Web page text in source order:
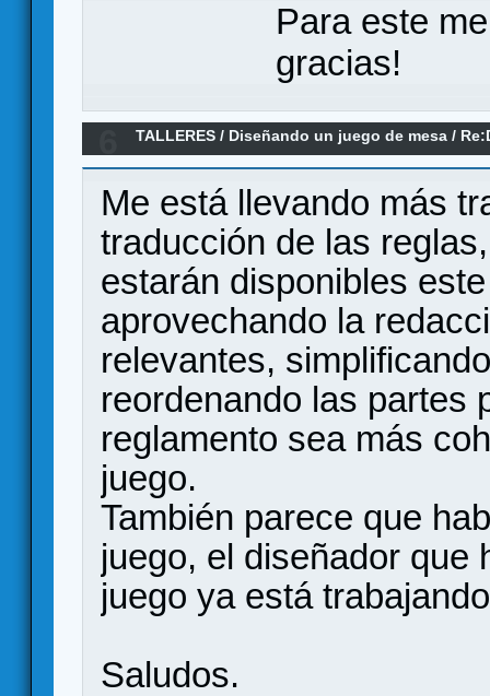
Para este
gracias!
TALLERES / Diseñando un juego de mesa /
Me está llevando más
traducción de las
estarán disponibles
aprovechando la
relevantes,
reordenando las partes
reglamento sea más
juego.
También parece que
juego, el diseñador que
juego ya está
Saludos.